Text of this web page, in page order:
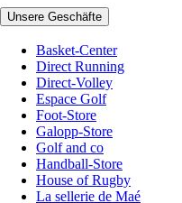
Unsere Geschäfte
Basket-Center
Direct Running
Direct-Volley
Espace Golf
Foot-Store
Galopp-Store
Golf and co
Handball-Store
House of Rugby
La sellerie de Maé